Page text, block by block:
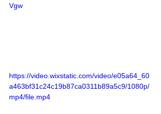
Vgw
https://video.wixstatic.com/video/e05a64_60
a463bf31c24c19b87ca0311b89a5c9/1080p/
mp4/file.mp4